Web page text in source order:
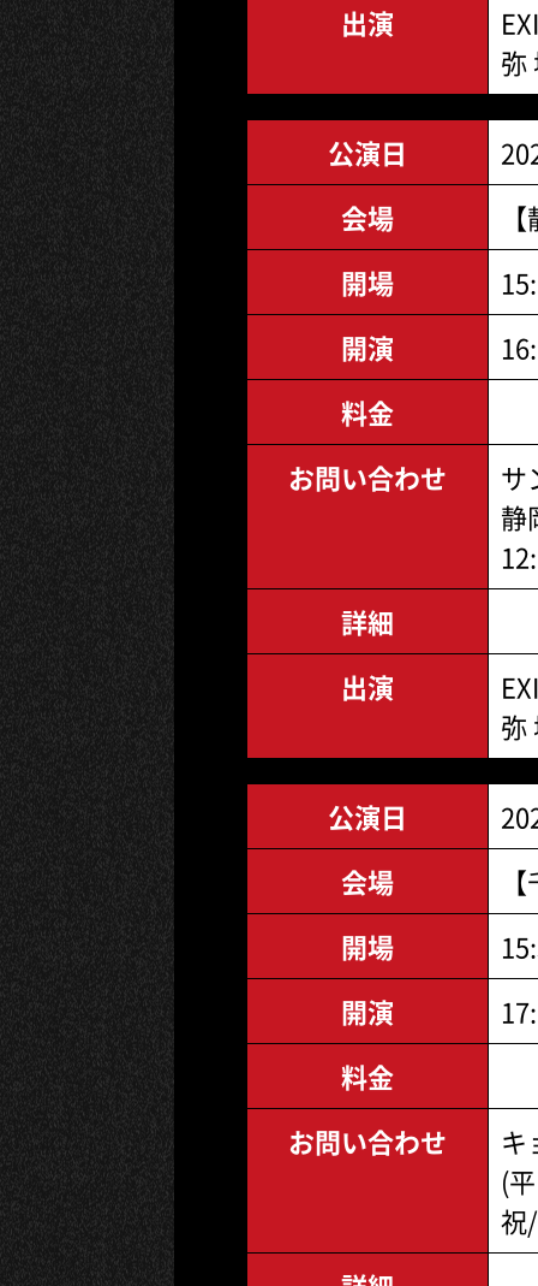
出演
弥
公演日
会場
開場
開演
料金
お問い合わせ
サ
静
詳細
出演
弥
公演日
会場
開場
開演
料金
お問い合わせ
キ
(
祝